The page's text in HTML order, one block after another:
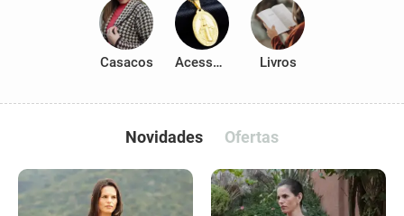
Casacos Acessórios Livros
Novidades Ofertas